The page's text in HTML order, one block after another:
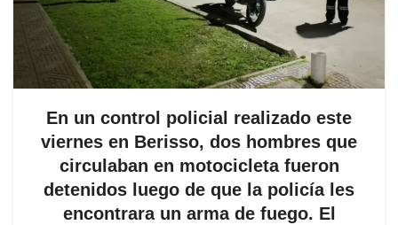
En un control policial realizado este
viernes en Berisso, dos hombres que
circulaban en motocicleta fueron
detenidos luego de que la policía les
encontrara un arma de fuego. El